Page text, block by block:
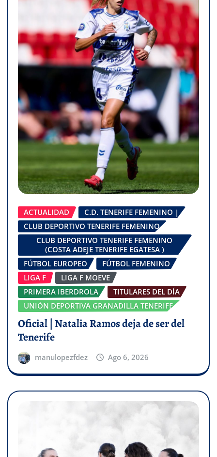
ACTUALIDAD
C.D. TENERIFE FEMENINO |
CLUB DEPORTIVO TENERIFE FEMENINO
CLUB DEPORTIVO TENERIFE FEMENINO
(COSTA ADEJE TENERIFE EGATESA )
FÚTBOL EUROPEO
FÚTBOL FEMENINO
LIGA F
LIGA F MOEVE
PRIMERA IBERDROLA
TITULARES DEL DÍA
UNIÓN DEPORTIVA GRANADILLA TENERIFE
Oficial | Natalia Ramos deja de ser del
Tenerife
manulopezfdez Ago 6, 2026